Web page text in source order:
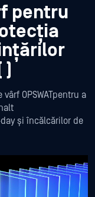
pentru
)
OPSWATpentru a
și încălcărilor de